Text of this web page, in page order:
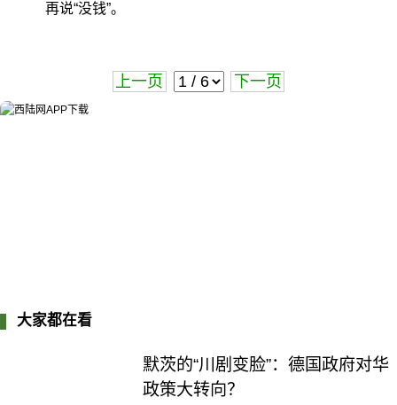
再说“没钱”。
上一页 下一页
大家都在看
默茨的“川剧变脸”：德国政府对华
政策大转向？